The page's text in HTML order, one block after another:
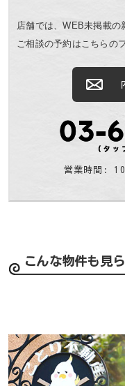
店舗では、WEB未掲載の
ご相談の予約はこちらの
営業時間:
こんな物件も見